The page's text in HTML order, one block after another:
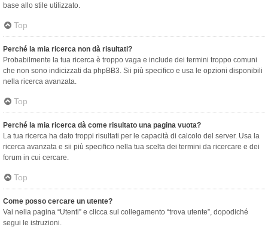
base allo stile utilizzato.
Top
Perché la mia ricerca non dà risultati?
Probabilmente la tua ricerca è troppo vaga e include dei termini troppo comuni
che non sono indicizzati da phpBB3. Sii più specifico e usa le opzioni disponibili
nella ricerca avanzata.
Top
Perché la mia ricerca dà come risultato una pagina vuota?
La tua ricerca ha dato troppi risultati per le capacità di calcolo del server. Usa la
ricerca avanzata e sii più specifico nella tua scelta dei termini da ricercare e dei
forum in cui cercare.
Top
Come posso cercare un utente?
Vai nella pagina “Utenti” e clicca sul collegamento “trova utente”, dopodiché
segui le istruzioni.